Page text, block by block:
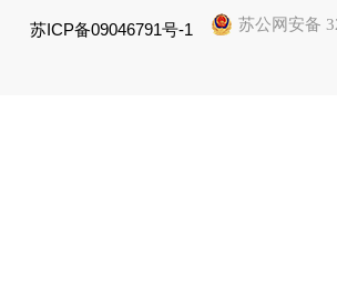
苏ICP备09046791号-1 苏公网安备